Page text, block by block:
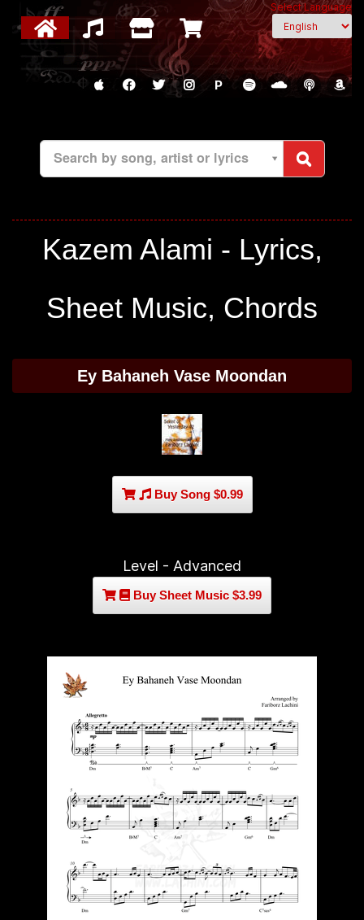
Select Language
P
Search by song, artist or lyrics
Kazem Alami - Lyrics,
Sheet Music, Chords
Ey Bahaneh Vase Moondan
Buy Song $0.99
Level - Advanced
Buy Sheet Music $3.99